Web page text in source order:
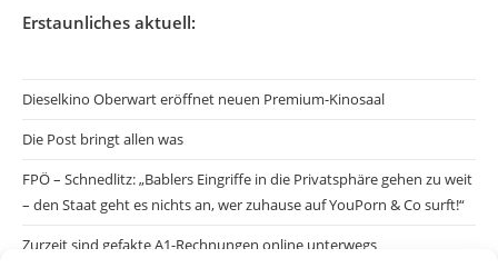
Erstaunliches aktuell:
Dieselkino Oberwart eröffnet neuen Premium-Kinosaal
Die Post bringt allen was
FPÖ – Schnedlitz: „Bablers Eingriffe in die Privatsphäre gehen zu weit
– den Staat geht es nichts an, wer zuhause auf YouPorn & Co surft!“
Zurzeit sind gefakte A1-Rechnungen online unterwegs